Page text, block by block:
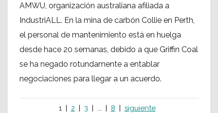
AMWU, organización australiana afiliada a
IndustriALL. En la mina de carbón Collie en Perth,
el personal de mantenimiento está en huelga
desde hace 20 semanas, debido a que Griffin Coal
se ha negado rotundamente a entablar
negociaciones para llegar a un acuerdo.
1 2 3 ... 8 siguiente